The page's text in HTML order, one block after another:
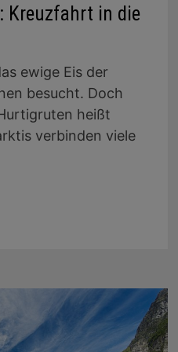
Kreuzfahrt in die
ewige Eis der
besucht. Doch
heißt
verbinden viele